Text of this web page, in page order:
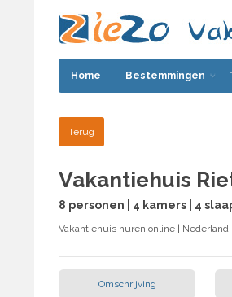
Home Bestemmingen
Terug
Vakantiehuis
8 personen | 4 kamers | 4
Vakantiehuis huren online Nederland
Omschrijving